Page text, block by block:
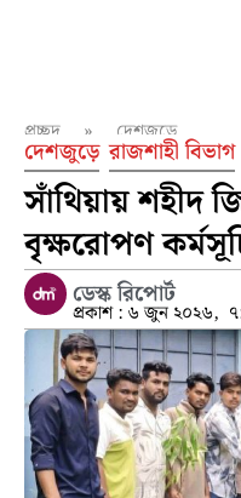
প্রচ্ছদ » দেশজুড়ে
দেশজুড়ে রাজশাহী বিভাগ
সাঁথিয়ায় শহীদ
বৃক্ষরোপণ
ডেস্ক রিপোর্ট
প্রকাশ : ৬ জুন ২০২৬,